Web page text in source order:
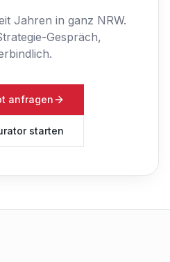
Jahren in ganz NRW.
Gespräch,
anfragen
starten